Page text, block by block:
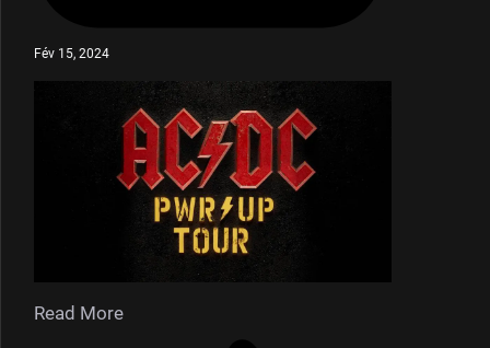
Fév 15, 2024
Read More